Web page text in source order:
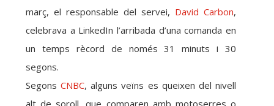
març, el responsable del servei, David Carbon,
celebrava a LinkedIn l’arribada d’una comanda en
un temps rècord de només 31 minuts i 30
segons.
SegonsCNBC, alguns veïns es queixen del nivell
alt de soroll, que comparen amb motoserres o